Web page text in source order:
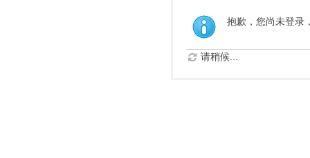
抱歉，您尚未登录
请稍候...